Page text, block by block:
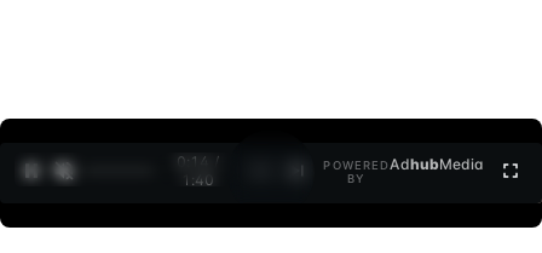
0:15 /
1:40
POWERED
BY
AdhubMedia